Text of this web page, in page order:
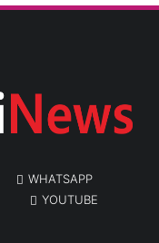
WHATSAPP
YOUTUBE